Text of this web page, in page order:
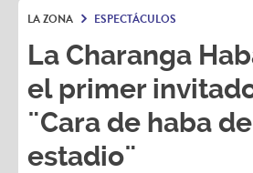
LA ZONA ESPECTÁCULOS
La Charanga
el primer
¨Cara de haba
estadio¨